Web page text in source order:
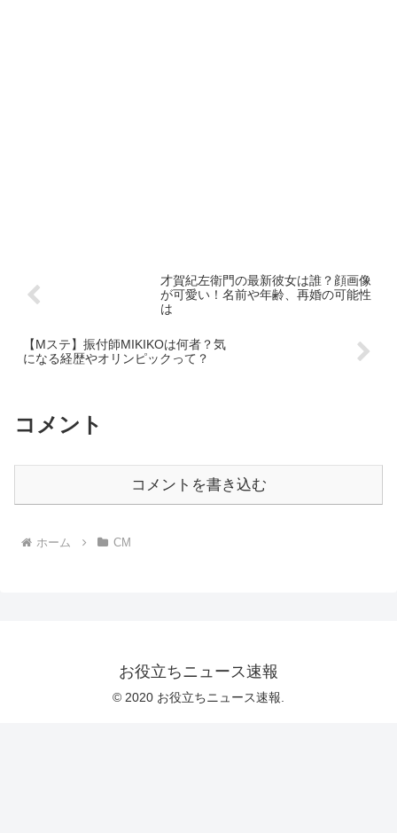
才賀紀左衛門の最新彼女は誰？顔画像
が可愛い！名前や年齢、再婚の可能性
は
【Mステ】振付師MIKIKOは何者？気
になる経歴やオリンピックって？
コメント
コメントを書き込む
ホーム CM
お役立ちニュース速報
© 2020 お役立ちニュース速報.